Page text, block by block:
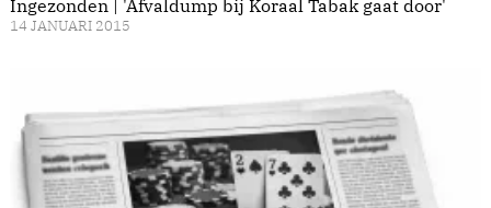
Ingezonden | 'Afvaldump bij Koraal Tabak gaat door'
14 JANUARI 2015